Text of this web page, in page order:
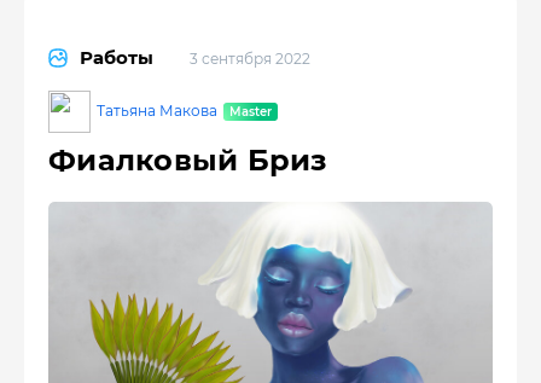
Работы 3 сентября 2022
Татьяна Макова
Фиалковый Бриз